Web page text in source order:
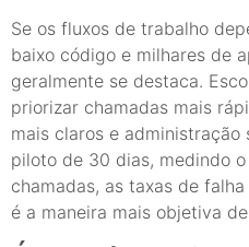
Se os fluxos de trabalho
baixo código e milhares de
geralmente se destaca.
priorizar chamadas mais
mais claros e
piloto de 30 dias, medindo
chamadas, as taxas de
é a maneira mais objetiva